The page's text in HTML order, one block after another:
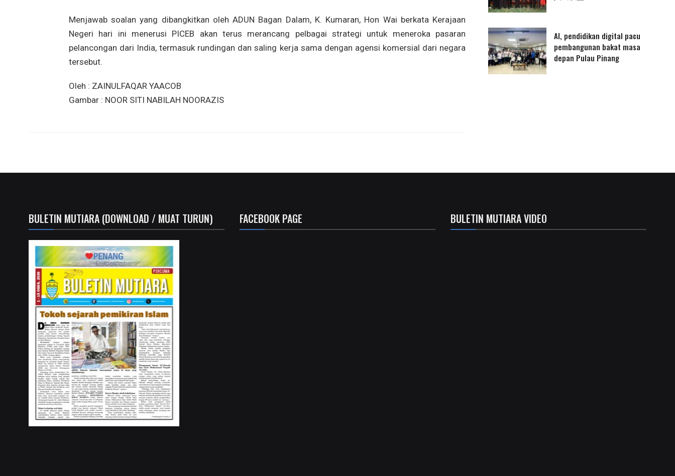
Menjawab soalan yang dibangkitkan oleh ADUN Bagan Dalam, K. Kumaran, Hon Wai berkata Kerajaan
Negeri hari ini menerusi PICEB akan terus merancang pelbagai strategi untuk meneroka pasaran
pelancongan dari India, termasuk rundingan dan saling kerja sama dengan agensi komersial dari negara
tersebut.
Oleh : ZAINULFAQAR YAACOB
Gambar : NOOR SITI NABILAH NOORAZIS
AI, pendidikan digital pacu
pembangunan bakat masa
depan Pulau Pinang
BULETIN MUTIARA (DOWNLOAD / MUAT TURUN) FACEBOOK PAGE BULETIN MUTIARA VIDEO